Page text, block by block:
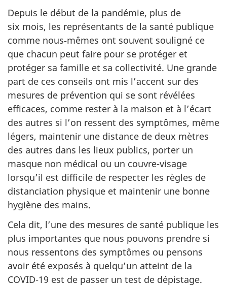
Depuis le début de la pandémie, plus de
six mois, les représentants de la santé publique
comme nous‑mêmes ont souvent souligné ce
que chacun peut faire pour se protéger et
protéger sa famille et sa collectivité. Une grande
part de ces conseils ont mis l’accent sur des
mesures de prévention qui se sont révélées
efficaces, comme rester à la maison et à l’écart
des autres si l’on ressent des symptômes, même
légers, maintenir une distance de deux mètres
des autres dans les lieux publics, porter un
masque non médical ou un couvre-visage
lorsqu’il est difficile de respecter les règles de
distanciation physique et maintenir une bonne
hygiène des mains.
Cela dit, l’une des mesures de santé publique les
plus importantes que nous pouvons prendre si
nous ressentons des symptômes ou pensons
avoir été exposés à quelqu’un atteint de la
COVID-19 est de passer un test de dépistage.